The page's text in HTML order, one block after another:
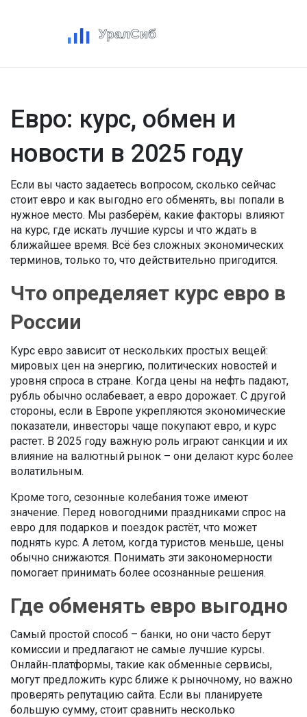
Евро: курс, обмен и
новости в 2025 году
Если вы часто задаетесь вопросом, сколько сейчас
стоит евро и как выгодно его обменять, вы попали в
нужное место. Мы разберём, какие факторы влияют
на курс, где искать лучшие курсы и что ждать в
ближайшее время. Всё без сложных экономических
терминов, только то, что действительно пригодится.
Что определяет курс евро в
России
Курс евро зависит от нескольких простых вещей:
мировых цен на энергию, политических новостей и
уровня спроса в стране. Когда цены на нефть падают,
рубль обычно ослабевает, а евро дорожает. С другой
стороны, если в Европе укрепляются экономические
показатели, инвесторы чаще покупают евро, и курс
растет. В 2025 году важную роль играют санкции и их
влияние на валютный рынок – они делают курс более
волатильным.
Кроме того, сезонные колебания тоже имеют
значение. Перед новогодними праздниками спрос на
евро для подарков и поездок растёт, что может
поднять курс. А летом, когда туристов меньше, цены
обычно снижаются. Понимать эти закономерности
помогает принимать более осознанные решения.
Где обменять евро выгодно
Самый простой способ – банки, но они часто берут
комиссии и предлагают не самые лучшие курсы.
Онлайн‑платформы, такие как обменные сервисы,
могут предложить курс ближе к рыночному, но важно
проверять репутацию сайта. Если вы планируете
большую сумму, стоит сравнить несколько